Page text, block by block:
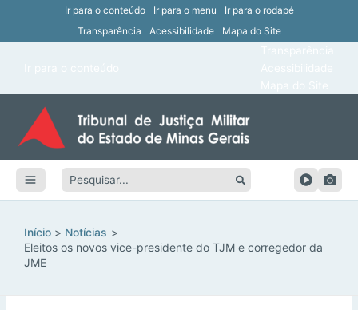
Ir para o conteúdo Ir para o menu
Ir para o rodapé
Transparência
Acessibilidade Mapa do Site
Pesquisar:
Início
Notícias
Eleitos os novos vice-presidente do TJM e corregedor da
JME